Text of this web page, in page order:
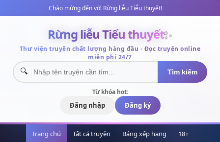
Chào mừng đến với Rừng liễu Tiểu thuyết!
Rừng liễu Tiểu thuyết✨
Thư viện truyện chất lượng hàng đầu - Đọc truyện online
miễn phí 24/7
Tìm kiếm
Từ khóa hot:
Đăng nhập Đăng ký
Trang chủ Tất cả truyện Bảng xếp hạng 18+